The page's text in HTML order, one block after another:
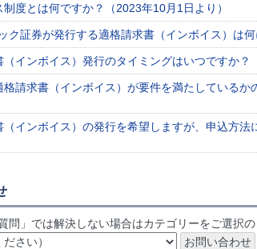
制度とは何ですか？（2023年10月1日より）
ク証券が発行する適格請求書（インボイス）は
（インボイス）発行のタイミングはいつですか？
格請求書（インボイス）が要件を満たしている
（インボイス）の発行を希望しますが、申込方
問」では解決しない場合はカテゴリーをご選択